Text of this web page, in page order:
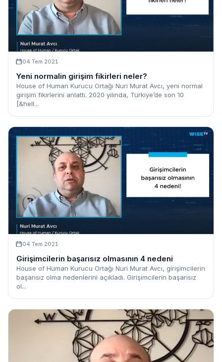
04 Tem 2021
Yeni normalin girişim fikirleri neler?
House of Human Kurucu Ortağı Nuri Murat Avcı, yeni normal
girişim fikirlerini anlattı. 2020 yılında, Türkiye’de son 10
[&hell...
04 Tem 2021
Girişimcilerin başarısız olmasının 4 nedeni
House of Human Kurucu Ortağı Nuri Murat Avcı, girişimcilerin
başarısız olma nedenlerini açıkladı. Girişimcilerin başarısız
ol...